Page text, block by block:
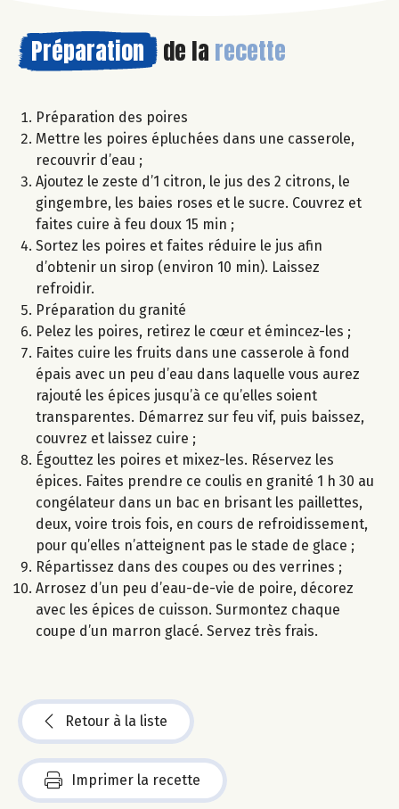
Préparation de la recette
Préparation des poires
Mettre les poires épluchées dans une casserole,
recouvrir d’eau ;
Ajoutez le zeste d’1 citron, le jus des 2 citrons, le
gingembre, les baies roses et le sucre. Couvrez et
faites cuire à feu doux 15 min ;
Sortez les poires et faites réduire le jus afin
d’obtenir un sirop (environ 10 min). Laissez
refroidir.
Préparation du granité
Pelez les poires, retirez le cœur et émincez-les ;
Faites cuire les fruits dans une casserole à fond
épais avec un peu d’eau dans laquelle vous aurez
rajouté les épices jusqu’à ce qu’elles soient
transparentes. Démarrez sur feu vif, puis baissez,
couvrez et laissez cuire ;
Égouttez les poires et mixez-les. Réservez les
épices. Faites prendre ce coulis en granité 1 h 30 au
congélateur dans un bac en brisant les paillettes,
deux, voire trois fois, en cours de refroidissement,
pour qu’elles n’atteignent pas le stade de glace ;
Répartissez dans des coupes ou des verrines ;
Arrosez d’un peu d’eau-de-vie de poire, décorez
avec les épices de cuisson. Surmontez chaque
coupe d’un marron glacé. Servez très frais.
Retour à la liste
Imprimer la recette